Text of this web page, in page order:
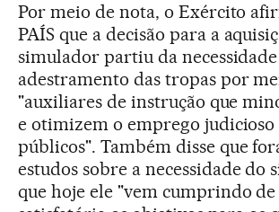
Por meio de nota, o Exército
PAÍS que a decisão para a
simulador partiu da
adestramento das tropas por
"auxiliares de instrução que
e otimizem o emprego judicioso
públicos". Também disse que
estudos sobre a necessidade do
que hoje ele "vem cumprindo